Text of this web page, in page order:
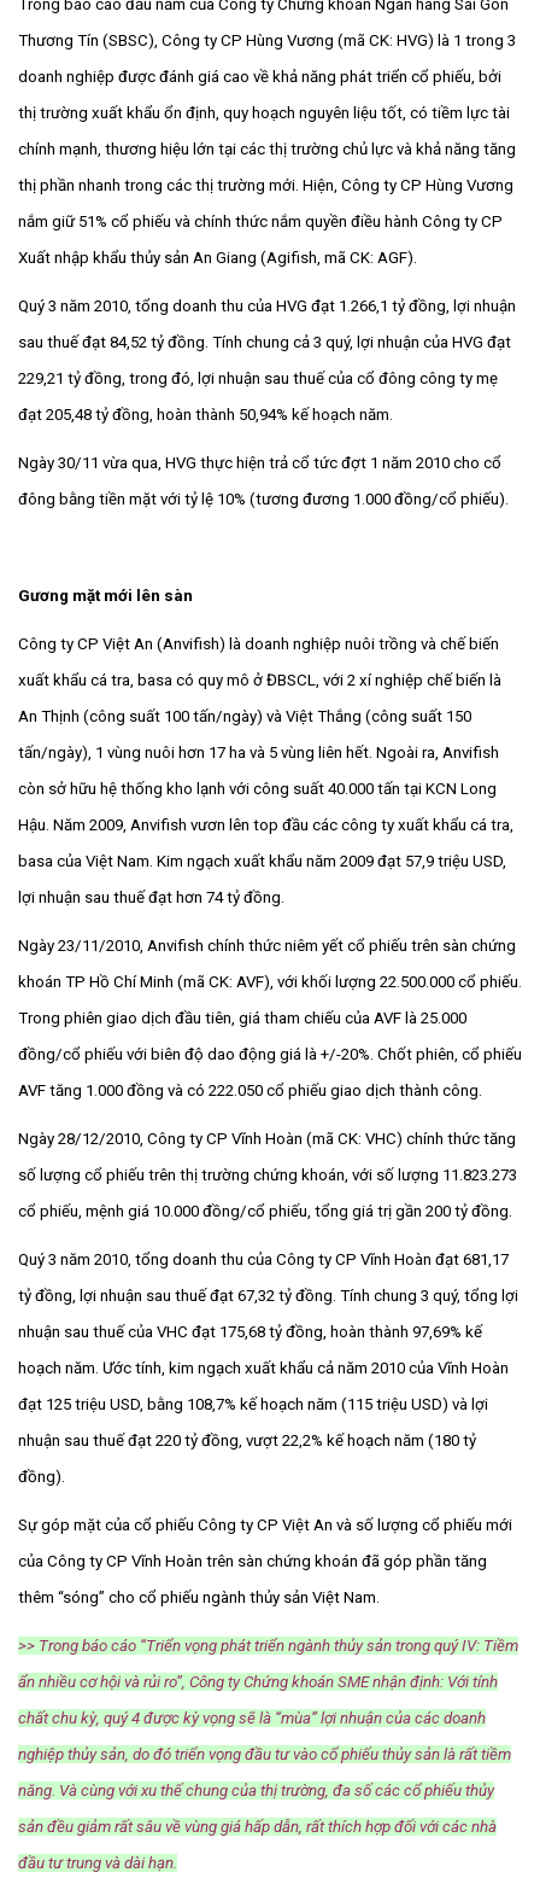
Trong báo cáo đầu năm của Công ty Chứng khoán Ngân hàng Sài Gòn
Thương Tín (SBSC), Công ty CP Hùng Vương (mã CK: HVG) là 1 trong 3
doanh nghiệp được đánh giá cao về khả năng phát triển cổ phiếu, bởi
thị trường xuất khẩu ổn định, quy hoạch nguyên liệu tốt, có tiềm lực tài
chính mạnh, thương hiệu lớn tại các thị trường chủ lực và khả năng tăng
thị phần nhanh trong các thị trường mới. Hiện, Công ty CP Hùng Vương
nắm giữ 51% cổ phiếu và chính thức nắm quyền điều hành Công ty CP
Xuất nhập khẩu thủy sản An Giang (Agifish, mã CK: AGF).
Quý 3 năm 2010, tổng doanh thu của HVG đạt 1.266,1 tỷ đồng, lợi nhuận
sau thuế đạt 84,52 tỷ đồng. Tính chung cả 3 quý, lợi nhuận của HVG đạt
229,21 tỷ đồng, trong đó, lợi nhuận sau thuế của cổ đông công ty mẹ
đạt 205,48 tỷ đồng, hoàn thành 50,94% kế hoạch năm.
Ngày 30/11 vừa qua, HVG thực hiện trả cổ tức đợt 1 năm 2010 cho cổ
đông bằng tiền mặt với tỷ lệ 10% (tương đương 1.000 đồng/cổ phiếu).
Gương mặt mới lên sàn
Công ty CP Việt An (Anvifish) là doanh nghiệp nuôi trồng và chế biến
xuất khẩu cá tra, basa có quy mô ở ĐBSCL, với 2 xí nghiệp chế biến là
An Thịnh (công suất 100 tấn/ngày) và Việt Thắng (công suất 150
tấn/ngày), 1 vùng nuôi hơn 17 ha và 5 vùng liên hết. Ngoài ra, Anvifish
còn sở hữu hệ thống kho lạnh với công suất 40.000 tấn tại KCN Long
Hậu. Năm 2009, Anvifish vươn lên top đầu các công ty xuất khẩu cá tra,
basa của Việt Nam. Kim ngạch xuất khẩu năm 2009 đạt 57,9 triệu USD,
lợi nhuận sau thuế đạt hơn 74 tỷ đồng.
Ngày 23/11/2010, Anvifish chính thức niêm yết cổ phiếu trên sàn chứng
khoán TP Hồ Chí Minh (mã CK: AVF), với khối lượng 22.500.000 cổ phiếu.
Trong phiên giao dịch đầu tiên, giá tham chiếu của AVF là 25.000
đồng/cổ phiếu với biên độ dao động giá là +/-20%. Chốt phiên, cổ phiếu
AVF tăng 1.000 đồng và có 222.050 cổ phiếu giao dịch thành công.
Ngày 28/12/2010, Công ty CP Vĩnh Hoàn (mã CK: VHC) chính thức tăng
số lượng cổ phiếu trên thị trường chứng khoán, với số lượng 11.823.273
cổ phiếu, mệnh giá 10.000 đồng/cổ phiếu, tổng giá trị gần 200 tỷ đồng.
Quý 3 năm 2010, tổng doanh thu của Công ty CP Vĩnh Hoàn đạt 681,17
tỷ đồng, lợi nhuận sau thuế đạt 67,32 tỷ đồng. Tính chung 3 quý, tổng lợi
nhuận sau thuế của VHC đạt 175,68 tỷ đồng, hoàn thành 97,69% kế
hoạch năm. Ước tính, kim ngạch xuất khẩu cả năm 2010 của Vĩnh Hoàn
đạt 125 triệu USD, bằng 108,7% kế hoạch năm (115 triệu USD) và lợi
nhuận sau thuế đạt 220 tỷ đồng, vượt 22,2% kế hoạch năm (180 tỷ
đồng).
Sự góp mặt của cổ phiếu Công ty CP Việt An và số lượng cổ phiếu mới
của Công ty CP Vĩnh Hoàn trên sàn chứng khoán đã góp phần tăng
thêm “sóng” cho cổ phiếu ngành thủy sản Việt Nam.
>> Trong báo cáo “Triển vọng phát triển ngành thủy sản trong quý IV: Tiềm
ẩn nhiều cơ hội và rủi ro”, Công ty Chứng khoán SME nhận định: Với tính
chất chu kỳ, quý 4 được kỳ vọng sẽ là “mùa” lợi nhuận của các doanh
nghiệp thủy sản, do đó triển vọng đầu tư vào cổ phiếu thủy sản là rất tiềm
năng. Và cùng với xu thế chung của thị trường, đa số các cổ phiếu thủy
sản đều giảm rất sâu về vùng giá hấp dẫn, rất thích hợp đối với các nhà
đầu tư trung và dài hạn.